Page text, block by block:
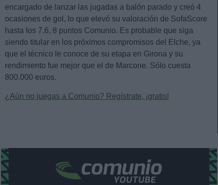
encargado de lanzar las jugadas a balón parado y creó 4
ocasiones de gol, lo que elevó su valoración de SofaScore
hasta los 7.6, 8 puntos Comunio. Es probable que siga
siendo titular en los próximos compromisos del Elche, ya
que el técnico le conoce de su etapa en Girona y su
rendimiento fue mejor que el de Marcone. Sólo cuesta
800.000 euros.
¿Aún no juegas a Comunio? Regístrate, ¡gratis!